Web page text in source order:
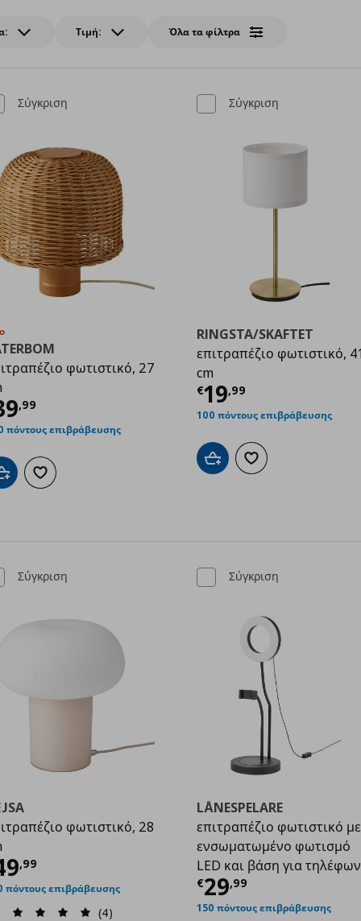
Τιμή: Όλα τα φίλτρα
Σύγκριση
φωτιστικό, 27
,99 τιμή € 39,99
πόντους επιβράβευσης
Προσθήκη στο καλάθι
Προσθήκη στα αγαπημένα
Σύγκριση
RINGSTA/SKAFTET
επιτραπέζιο φωτιστικό,
cm
€19,99
Τρέχουσα
100 πόντους επιβράβευσης
Προσθήκη στο καλάθι
Προσθήκη στα
Σύγκριση
φωτιστικό, 28
,99 τιμή € 49,99
πόντους επιβράβευσης
(4)
Σύγκριση
LÅNESPELARE
επιτραπέζιο φωτιστικό με
ενσωματωμένο φωτισμό
LED και βάση για
€29,99
Τρέχουσα
150 πόντους επιβράβευσης